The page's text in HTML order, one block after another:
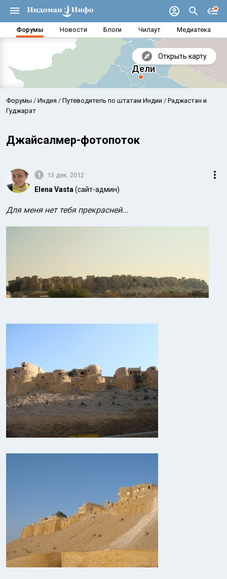
Форумы Новости Блоги Чилаут Медиатека
Открыть карту
Аравийское море
Форумы Индия Путеводитель по штатам Индии
Раджастан и
Гуджарат
Джайсалмер-фотопоток
1 13 дек. 2012
Elena Vasta (сайт-админ)
Для меня нет тебя прекрасней...